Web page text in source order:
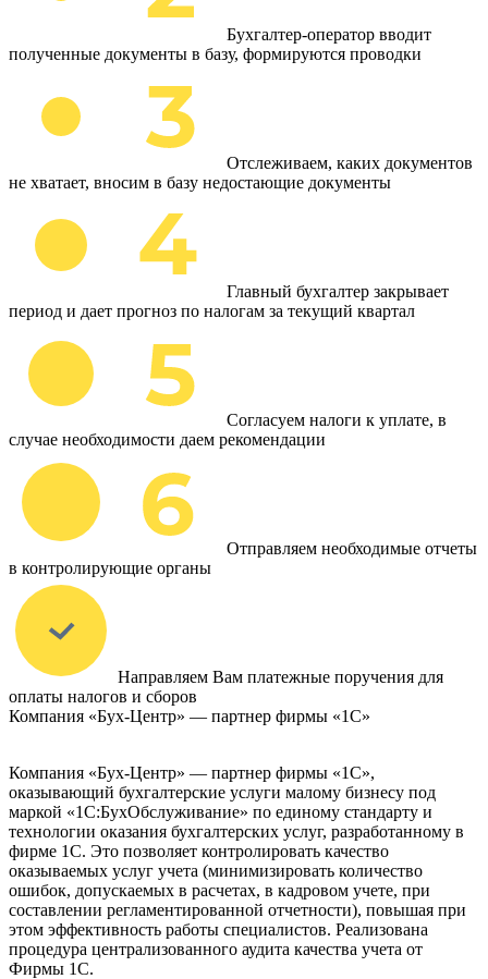
Бухгалтер-оператор вводит
полученные документы в базу, формируются проводки
Отслеживаем, каких документов
не хватает, вносим в базу недостающие документы
Главный бухгалтер закрывает
период и дает прогноз по налогам за текущий квартал
Согласуем налоги к уплате, в
случае необходимости даем рекомендации
Отправляем необходимые отчеты
в контролирующие органы
Направляем Вам платежные поручения для
оплаты налогов и сборов
Компания «Бух-Центр» — партнер фирмы «1С»
Компания «Бух-Центр» — партнер фирмы «1С»,
оказывающий бухгалтерские услуги малому бизнесу под
маркой «1С:БухОбслуживание» по единому стандарту и
технологии оказания бухгалтерских услуг, разработанному в
фирме 1С. Это позволяет контролировать качество
оказываемых услуг учета (минимизировать количество
ошибок, допускаемых в расчетах, в кадровом учете, при
составлении регламентированной отчетности), повышая при
этом эффективность работы специалистов. Реализована
процедура централизованного аудита качества учета от
Фирмы 1С.